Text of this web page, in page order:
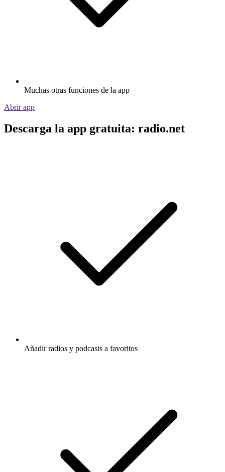
Muchas otras funciones de la app
Abrir app
Descarga la app gratuita: radio.net
Añadir radios y podcasts a favoritos